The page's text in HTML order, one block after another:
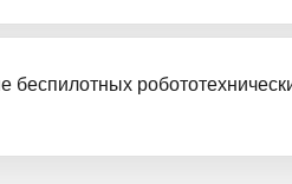
беспилотных